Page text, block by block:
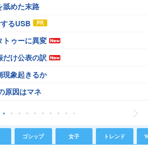
舐めた末路
るUSB
トゥーに異変
だけ公表の訳
現象起きるか
原因はマネ
ゴシップ 女子 トレンド